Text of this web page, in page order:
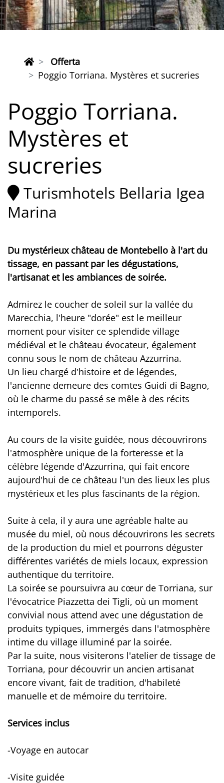
Offerta
Poggio Torriana. Mystères et sucreries
Poggio Torriana.
Mystères et
sucreries
Turismhotels Bellaria Igea
Marina
Du mystérieux château de Montebello à l'art du
tissage, en passant par les dégustations,
l'artisanat et les ambiances de soirée.
Admirez le coucher de soleil sur la vallée du
Marecchia, l'heure "dorée" est le meilleur
moment pour visiter ce splendide village
médiéval et le château évocateur, également
connu sous le nom de château Azzurrina.
Un lieu chargé d'histoire et de légendes,
l'ancienne demeure des comtes Guidi di Bagno,
où le charme du passé se mêle à des récits
intemporels.
Au cours de la visite guidée, nous découvrirons
l'atmosphère unique de la forteresse et la
célèbre légende d'Azzurrina, qui fait encore
aujourd'hui de ce château l'un des lieux les plus
mystérieux et les plus fascinants de la région.
Suite à cela, il y aura une agréable halte au
musée du miel, où nous découvrirons les secrets
de la production du miel et pourrons déguster
différentes variétés de miels locaux, expression
authentique du territoire.
La soirée se poursuivra au cœur de Torriana, sur
l'évocatrice Piazzetta dei Tigli, où un moment
convivial nous attend avec une dégustation de
produits typiques, immergés dans l'atmosphère
intime du village illuminé par la soirée.
Par la suite, nous visiterons l'atelier de tissage de
Torriana, pour découvrir un ancien artisanat
encore vivant, fait de tradition, d'habileté
manuelle et de mémoire du territoire.
Services inclus
-Voyage en autocar
-Visite guidée